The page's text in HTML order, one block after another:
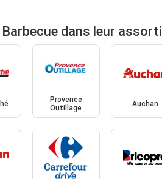
dans leur
Provence
Outillage
Auchan